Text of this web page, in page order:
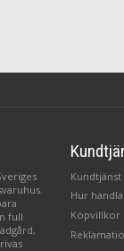
full
Hur
Köpvillkor